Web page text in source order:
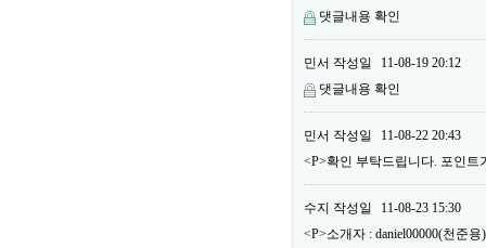
댓글내용 확인
민서 작성일
11-08-19 20:12
댓글내용 확인
민서 작성일
11-08-22 20:43
<P>확인 부탁드립니다. 포인트
수지 작성일
11-08-23 15:30
<P>소개자 : daniel00000(천준